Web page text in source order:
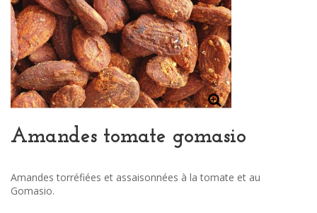
Amandes tomate gomasio
Amandes torréfiées et assaisonnées à la tomate et au
Gomasio.